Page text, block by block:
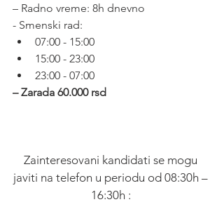
– Radno vreme: 8h dnevno
- Smenski rad:
07:00 - 15:00
15:00 - 23:00
23:00 - 07:00
– Zarada 60.000 rsd
Zainteresovani kandidati se mogu
javiti na telefon u periodu od 08:30h –
16:30h :